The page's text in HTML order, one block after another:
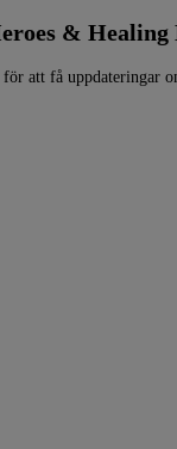
&
att få uppdateringar